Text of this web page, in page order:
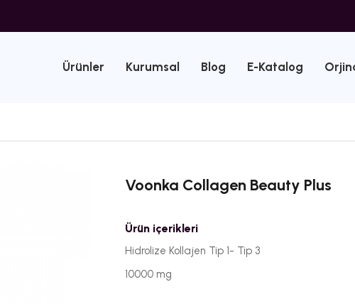
Ürünler Kurumsal Blog E-Katalog
Voonka Collagen Beauty Plus
Ürün içerikleri
Hidrolize Kollajen Tip 1- Tip 3
10000 mg